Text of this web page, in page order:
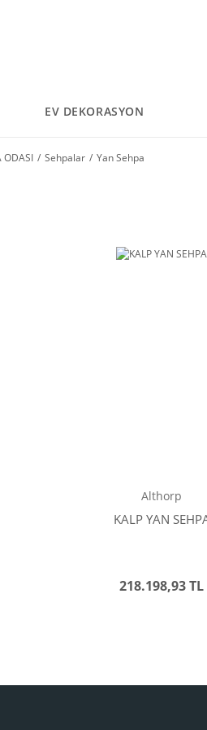
EV DEKORASYON
ODASI Sehpalar Yan Sehpa
Althorp
KALP YAN
218.198,93 TL